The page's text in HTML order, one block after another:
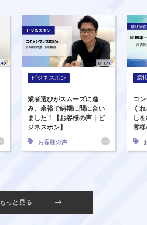
ビジネスホン
業者選びがスムーズに進
み、余裕で納期に間に合い
ました！【お客様の声｜ビ
ジネスホン】
お客様の声
原
コ
く
し
客
もっと見る